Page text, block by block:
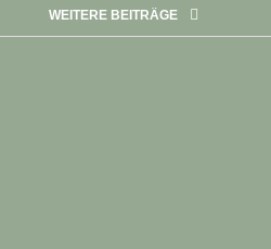
WEITERE BEITRÄGE